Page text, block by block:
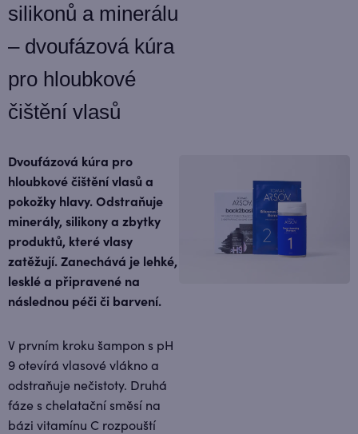
silikonů a minerálu
– dvoufázová kúra
pro hloubkové
čištění vlasů
Dvoufázová kúra pro
hloubkové čištění vlasů a
pokožky hlavy. Odstraňuje
minerály, silikony a zbytky
produktů, které vlasy
zatěžují. Zanechává je lehké,
lesklé a připravené na
následnou péči či barvení.
V prvním kroku šampon s pH
9 otevírá vlasové vlákno a
odstraňuje nečistoty. Druhá
fáze s chelatační směsí na
bázi vitamínu C rozpouští